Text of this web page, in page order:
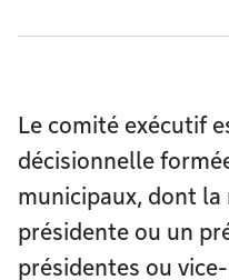
Le comité exécutif
décisionnelle
municipaux, dont la
présidente ou un
présidentes ou